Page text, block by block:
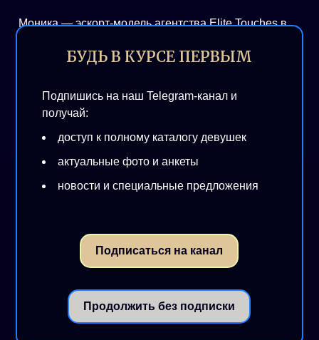
Моника — эскорт-модель агентства Elite Touches в
Премиальный сервис, стиль и безопасность.
Cтоимость сопровождения
1 час - 300 $
2 часа - 600 $
*Перед тем как пригласить модель свяжитесь с
БУДЬ В КУРСЕ ПЕРВЫМ
Подпишись на наш Telegram-канал и
получай:
доступ к полному каталогу девушек
актуальные фото и анкеты
новости и специальные предложения
Подписаться на канал
Продолжить без подписки